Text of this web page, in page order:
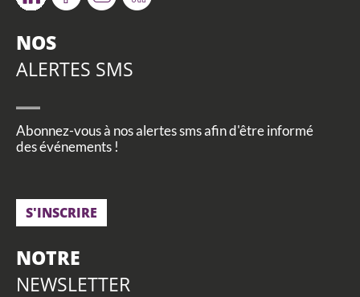
NOS
ALERTES SMS
Abonnez-vous à nos alertes sms afin d'être informé
des événements !
S'INSCRIRE
NOTRE
NEWSLETTER